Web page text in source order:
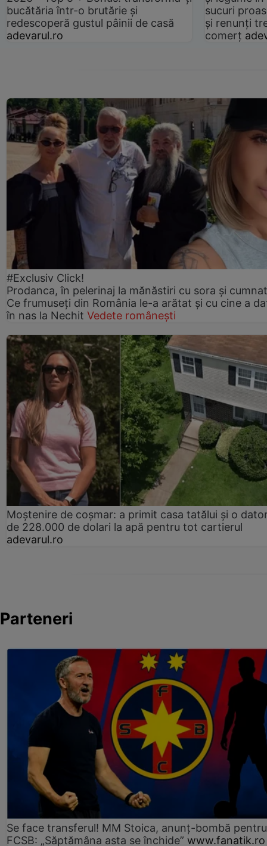
bucătăria într-o brutărie și
redescoperă gustul pâinii de casă
adevarul.ro
sucuri
și renunți
comerț
#Exclusiv Click!
Prodanca, în pelerinaj la mănăstiri cu sora și
Ce frumuseți din România le-a arătat și cu cine a
în nas la Nechit Vedete românești
Moștenire de coșmar: a primit casa tatălui și o
de 228.000 de dolari la apă pentru tot cartierul
adevarul.ro
Parteneri
Se face transferul! MM Stoica, anunț-bombă
FCSB: „Săptămâna asta se închide” www.fanatik.ro